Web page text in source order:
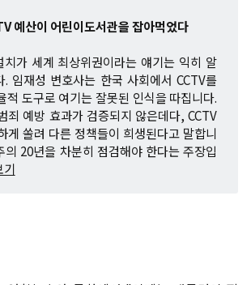
예산이 어린이도서관을 잡아먹었다
치가 세계 최상위권이라는 얘기는 익히 알
. 임재성 변호사는 한국 사회에서 CCTV를
적 도구로 여기는 잘못된 인식을 따집니다.
죄 예방 효과가 검증되지 않은데다, CCTV
게 쏠려 다른 정책들이 희생된다고 말합니
의 20년을 차분히 점검해야 한다는 주장입